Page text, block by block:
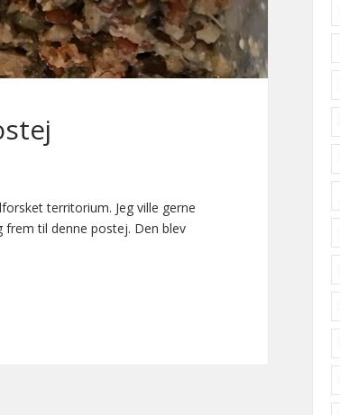
territorium. Jeg ville gerne
til denne postej. Den blev